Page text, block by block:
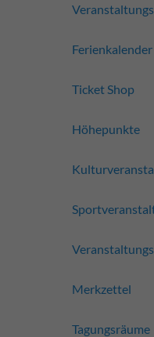
Ferienkalender
Ticket Shop
Höhepunkte
Merkzettel
Tagungsräume